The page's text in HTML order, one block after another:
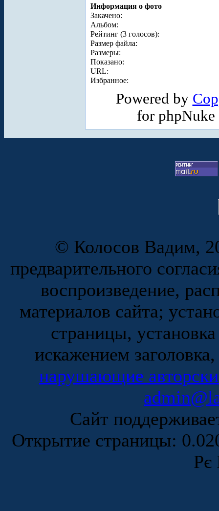
Информация о фото
Закачено:
Альбом:
Рейтинг (3 голосов):
Размер файла:
Размеры:
Показано:
URL:
Избранное:
Powered by
for
© Колосов Вадим,
предварительного
воспроизведение,
материалов сайта;
страницы,
искажением
нарушающие
Сайт
Открытие страницы:
Рє